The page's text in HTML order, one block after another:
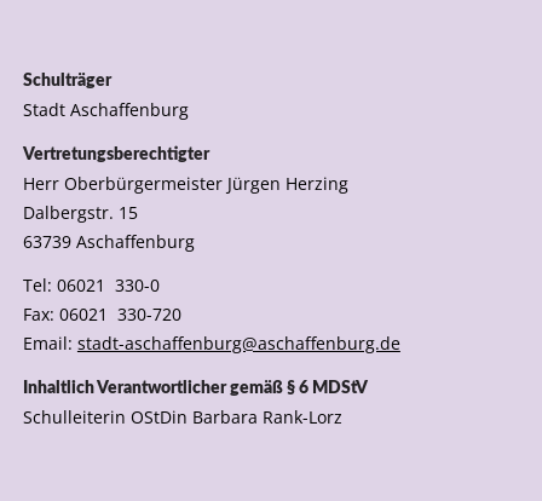
Schulträger
Stadt Aschaffenburg
Vertretungsberechtigter
Herr Oberbürgermeister Jürgen Herzing
Dalbergstr. 15
63739 Aschaffenburg
Tel: 06021 330-0
Fax: 06021 330-720
Email: stadt-aschaffenburg@aschaffenburg.de
Inhaltlich Verantwortlicher gemäß § 6 MDStV
Schulleiterin OStDin Barbara Rank-Lorz